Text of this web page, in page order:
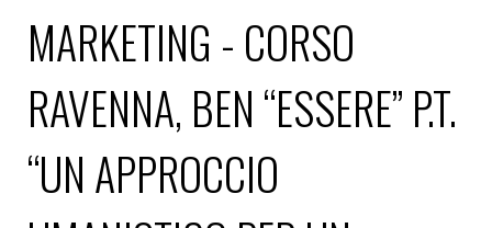
MARKETING - CORSO
RAVENNA, BEN “ESSERE” P.T.
“UN APPROCCIO